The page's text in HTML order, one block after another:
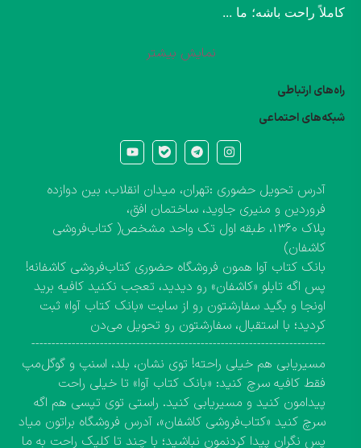
کاملاً راحت باشه؛ ما ...
نمایش بیشتر
راه‌های ارتباطی
شبکه‌های احتماعی
آدرس تحویل حضوری :تهران، میدان انقلاب، بین دوازده
فروردین و منیری جاوید، ساختمان افق،
پلاک ۱۳۶۰، طبقه اول تک واحد مشخص( کتاب‌فروشی
کاشفان)
بانک کتاب آوا همون فروشگاه حضوری کتاب‌فروشی کاشفانه!
پس اگه تابلو «کاشفان» رو دیدید، تعجب نکنید کافیه برید
اونجا و بگید سفارشتون رو از سایت «بانک کتاب آوا» ثبت
کردید؛ با استقبال، سفارشتون رو تحویل می‌دن
-------------------------------------------------------------------------
مسیریابی هم خیلی راحته! توی نشان، بلد، اسنپ و گوگل‌مپ
فقط کافیه سرچ کنید: «بانک کتاب آوا» تا خیلی راحت
پیدامون کنید و مسیریابی کنید. راستی توی تپسی هم اگه
سرچ کنید «کتاب‌فروشی کاشفان»، آدرس فروشگاه براتون میاد
پس نگران پیدا کردنمون نباشید؛ با چند تا کلیک راحت به ما